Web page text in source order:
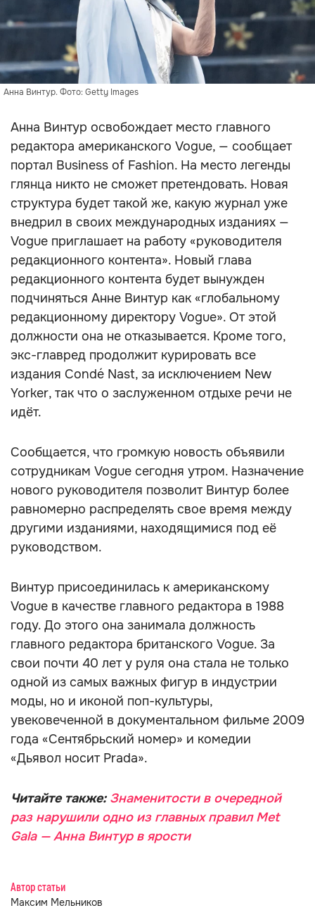
Анна Винтур. Фото: Getty Images
Анна Винтур освобождает место главного
редактора американского Vogue, — сообщает
портал Business of Fashion. На место легенды
глянца никто не сможет претендовать. Новая
структура будет такой же, какую журнал уже
внедрил в своих международных изданиях —
Vogue приглашает на работу «руководителя
редакционного контента». Новый глава
редакционного контента будет вынужден
подчиняться Анне Винтур как «глобальному
редакционному директору Vogue». От этой
должности она не отказывается. Кроме того,
экс-главред продолжит курировать все
издания Condé Nast, за исключением New
Yorker, так что о заслуженном отдыхе речи не
идёт.
Сообщается, что громкую новость объявили
сотрудникам Vogue сегодня утром. Назначение
нового руководителя позволит Винтур более
равномерно распределять свое время между
другими изданиями, находящимися под её
руководством.
Винтур присоединилась к американскому
Vogue в качестве главного редактора в 1988
году. До этого она занимала должность
главного редактора британского Vogue. За
свои почти 40 лет у руля она стала не только
одной из самых важных фигур в индустрии
моды, но и иконой поп-культуры,
увековеченной в документальном фильме 2009
года «Сентябрьский номер» и комедии
«Дьявол носит Prada».
Читайте также: Знаменитости в очередной
раз нарушили одно из главных правил Met
Gala — Анна Винтур в ярости
Автор статьи
Максим Мельников